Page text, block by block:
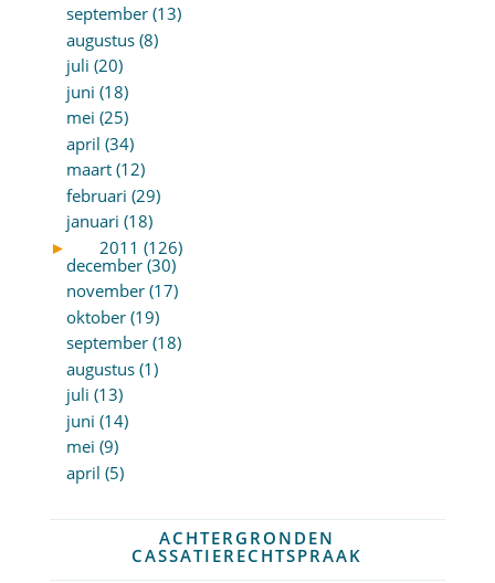
september (13)
augustus (8)
juli (20)
juni (18)
mei (25)
april (34)
maart (12)
februari (29)
januari (18)
►
2011 (126)
december (30)
november (17)
oktober (19)
september (18)
augustus (1)
juli (13)
juni (14)
mei (9)
april (5)
ACHTERGRONDEN
CASSATIERECHTSPRAAK